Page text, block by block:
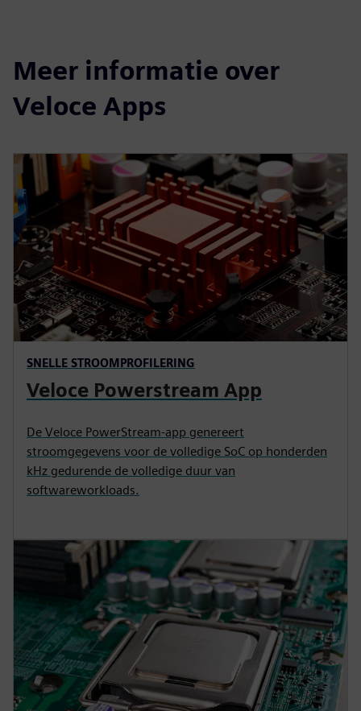
Meer informatie over
Veloce Apps
SNELLE STROOMPROFILERING
Veloce Powerstream App
De Veloce PowerStream-app genereert
stroomgegevens voor de volledige SoC op honderden
kHz gedurende de volledige duur van
softwareworkloads.